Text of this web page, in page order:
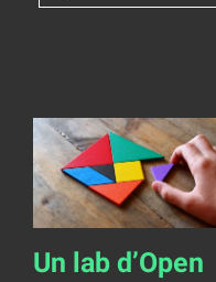
Un lab d’Open